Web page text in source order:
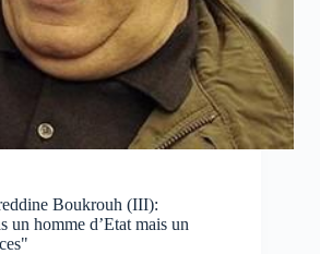
Boukrouh (III):
un homme d’Etat mais un